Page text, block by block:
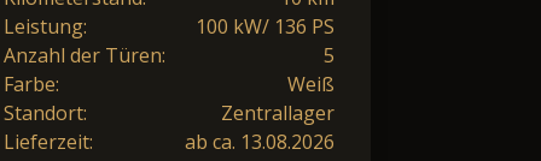
Leistung:
100 kW/ 136 PS
Anzahl der Türen:
5
Farbe:
Weiß
Standort:
Zentrallager
Lieferzeit:
ab ca. 13.08.2026